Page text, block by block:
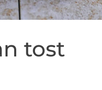
tost